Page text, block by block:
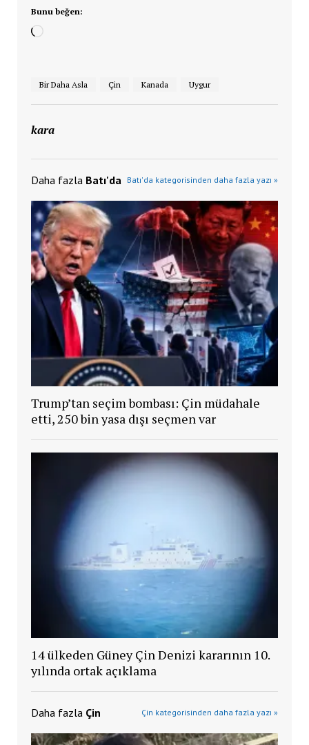
Bunu beğen:
Yükleniyor...
Bir Daha Asla Çin Kanada Uygur
kara
Daha fazla Batı'da Batı'da kategorisinden daha fazla yazı »
Trump’tan seçim bombası: Çin müdahale
etti, 250 bin yasa dışı seçmen var
14 ülkeden Güney Çin Denizi kararının 10.
yılında ortak açıklama
Daha fazla Çin Çin kategorisinden daha fazla yazı »